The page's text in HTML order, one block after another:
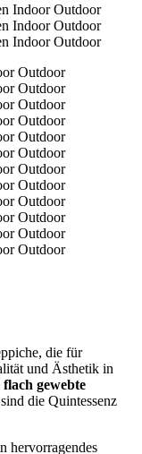
die für
und Ästhetik in
flach gewebte
sind die Quintessenz
hervorragendes